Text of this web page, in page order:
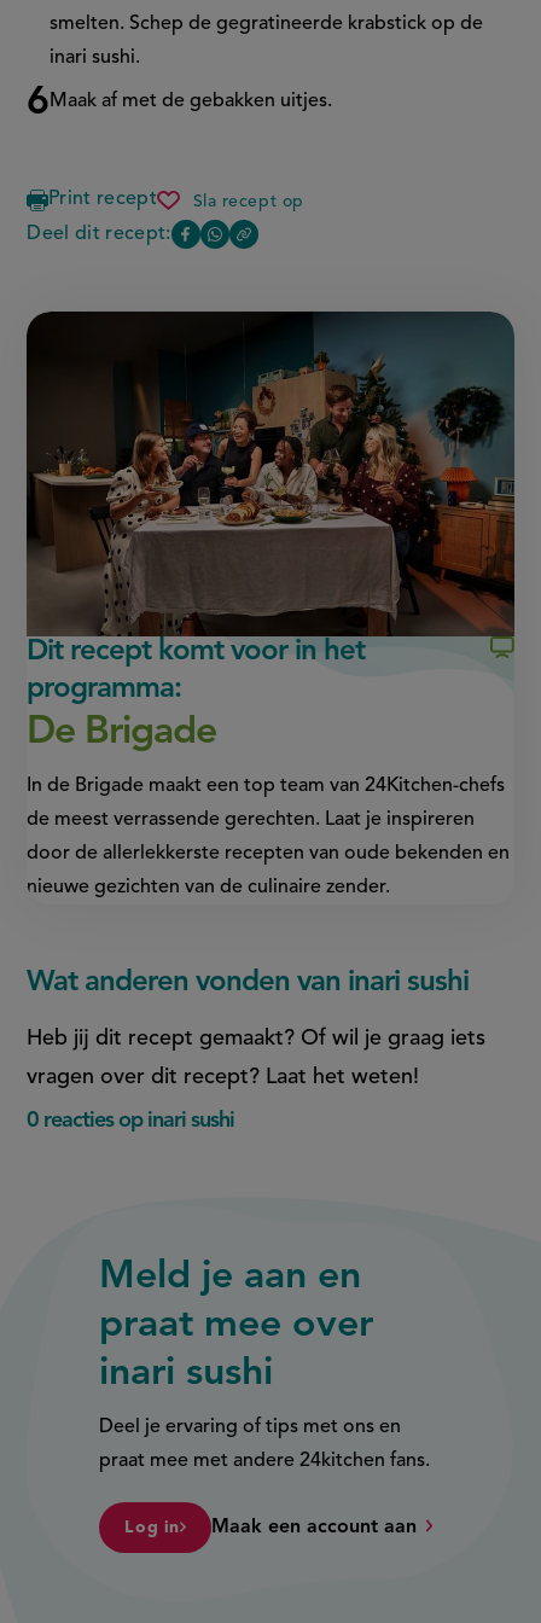
smelten. Schep de gegratineerde krabstick op de
inari sushi.
Maak af met de gebakken uitjes.
Print recept Sla recept op
inari
sushi
Deel dit recept:
Deel
Facebook
(opent
in
nieuw
venster,
Deel
WhatsApp
(opent
in
nieuw
venster,
Copy
of
Dit recept komt voor in het
programma:
De Brigade
In de Brigade maakt een top team van 24Kitchen-chefs
de meest verrassende gerechten. Laat je inspireren
door de allerlekkerste recepten van oude bekenden en
nieuwe gezichten van de culinaire zender.
Wat anderen vonden van inari sushi
Heb jij dit recept gemaakt? Of wil je graag iets
vragen over dit recept? Laat het weten!
0 reacties op inari sushi
Meld je aan en
praat mee over
inari sushi
Deel je ervaring of tips met ons en
praat mee met andere 24kitchen fans.
Log in Maak een account aan